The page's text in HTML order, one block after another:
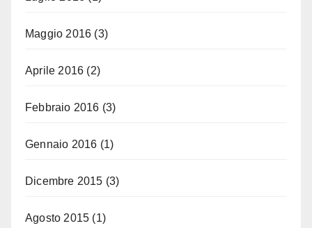
Maggio 2016 (3)
Aprile 2016 (2)
Febbraio 2016 (3)
Gennaio 2016 (1)
Dicembre 2015 (3)
Agosto 2015 (1)